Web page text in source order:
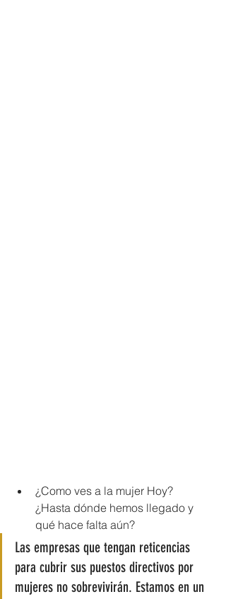
¿Como ves a la mujer Hoy?
¿Hasta dónde hemos llegado y
qué hace falta aún?
Las empresas que tengan reticencias
para cubrir sus puestos directivos por
mujeres no sobrevivirán. Estamos en un